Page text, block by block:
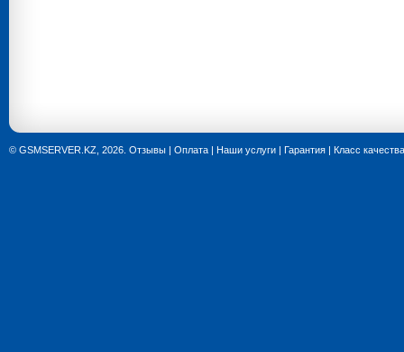
© GSMSERVER.KZ, 2026. Отзывы | Оплата | Наши услуги | Гарантия | Класс качества